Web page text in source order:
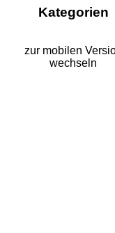
Kategorien
zur mobilen
wechseln